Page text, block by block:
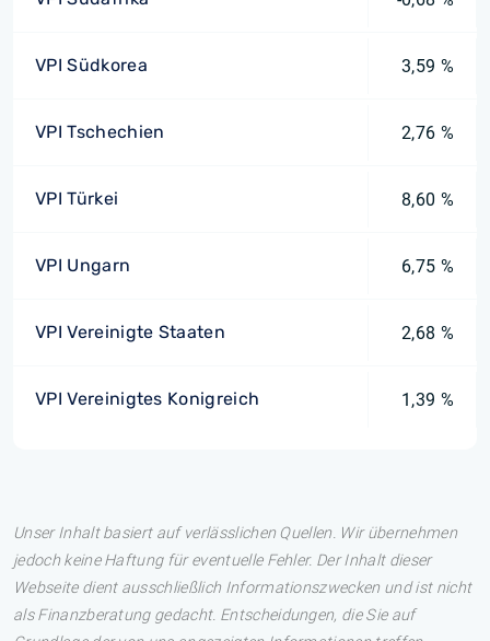
VPI Südkorea 3,59 %
VPI Tschechien 2,76 %
VPI Türkei 8,60 %
VPI Ungarn 6,75 %
VPI Vereinigte Staaten 2,68 %
VPI Vereinigtes Konigreich 1,39 %
Unser Inhalt basiert auf verlässlichen Quellen. Wir übernehmen
jedoch keine Haftung für eventuelle Fehler. Der Inhalt dieser
Webseite dient ausschließlich Informationszwecken und ist nicht
als Finanzberatung gedacht. Entscheidungen, die Sie auf